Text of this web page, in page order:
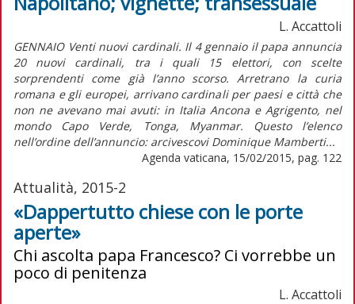
L. Accattoli
GENNAIO Venti nuovi cardinali. Il 4 gennaio il papa annuncia
20 nuovi cardinali, tra i quali 15 elettori, con scelte
sorprendenti come già l’anno scorso. Arretrano la curia
romana e gli europei, arrivano cardinali per paesi e città che
non ne avevano mai avuti: in Italia Ancona e Agrigento, nel
mondo Capo Verde, Tonga, Myanmar. Questo l’elenco
nell’ordine dell’annuncio: arcivescovi Dominique Mamberti...
Agenda vaticana, 15/02/2015, pag. 122
Attualità, 2015-2
«Dappertutto chiese con le porte
aperte»
Chi ascolta papa Francesco? Ci vorrebbe un
poco di penitenza
L. Accattoli